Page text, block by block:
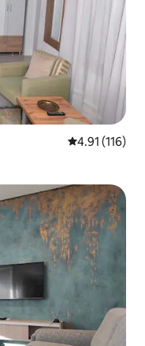
Calificación
4.91 (116)